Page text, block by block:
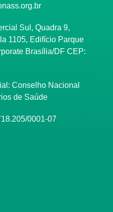
Sul, Quadra 9,
1105, Edifício Parque
Brasília/DF CEP:
Conselho Nacional
de Saúde
0001-07